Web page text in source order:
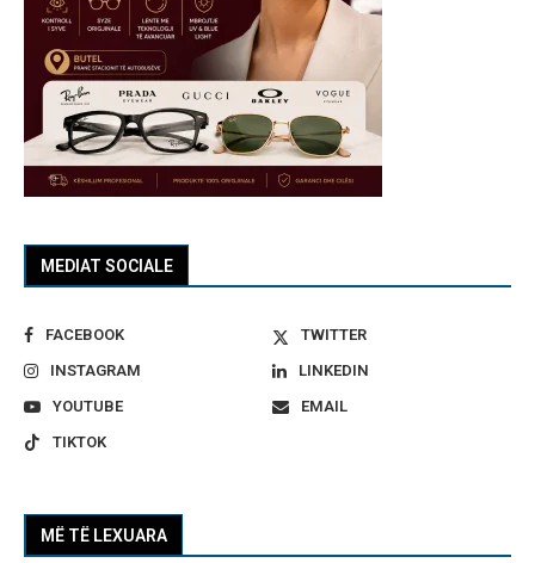
MEDIAT SOCIALE
FACEBOOK
TWITTER
INSTAGRAM
LINKEDIN
YOUTUBE
EMAIL
TIKTOK
MË TË LEXUARA